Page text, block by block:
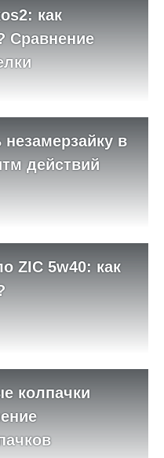
как
Сравнение
в
действий
ZIC 5w40: как
колпачки